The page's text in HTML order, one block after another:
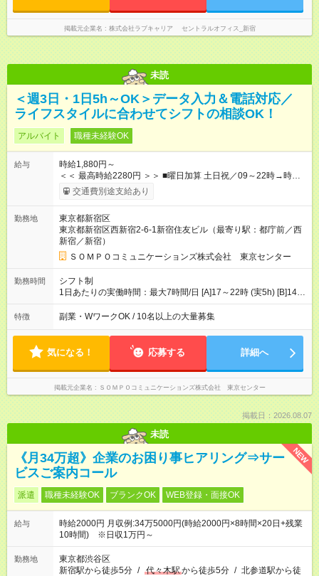
掲載元企業名 株式会社ラブキャリア セントラルオフィス_新宿
未読
＜週3日・1日5h～OK＞データ入力＆電話対応／
ライフスタイルに合わせてシフトの相談OK！
アルバイト 職種未経験OK
給与
時給1,880円～
＜＜ 最高時給2280円 ＞＞ ■曜日加算 土日祝／09～22時→時給
＋400円 ■時間加算 月曜／09～12時→時給＋200円 月曜／17～
22時→時給＋200円 金曜／17～22時→時給＋400円 ■導入研
━━━━━━━━━━━━━━━ ■月収例 ◎ロングシフト（週3日×実7h） [1]
金曜日収：15160円×4日＝60640円 [2]土曜日収：15960円×5日
＝79800円 [3]日曜日収：15960円×5日＝79800円 [1]＋[2]＋[3]＝
月収22万240円 ◎ショートシフト（週3日×実5h） [1]月曜日収：
10400円×4日＝41600円 [2]金曜日収：11400円×4日＝45600円
[3]土曜日収：11400円×5日＝57000円 [1]＋[2]＋[3]＝月収14万
4200円 【試用期間】試用期間あり 試用期間の長さ：3ヶ月 ※ 雇
態：本採用時と同じです。 給与：時給 1,780円以上 ※各加算給
無
交通費別途支給あり
勤務地
東京都新宿区
東京都新宿区西新宿2-6-1新宿住友ビル（最寄り駅：都庁前／西
新宿／新宿）
ＳＯＭＰＯコミュニケーションズ株式会社 東京センター
勤務時間
シフト制
1日あたりの実働時間：最大7時間/日 [A]17～22時 (実5h) [B]14～
22時 (実7h/休1h） ★週3～5日※土or日必須 ◎休日：平日メイン
※[B]OJT終了後要相談 ◎下記選択制 （1）曜日固定 週3～・土or
選択可 ▶ご確認 祝日/GW/年末年始等も シフト通りの出勤が必要
です
特徴 副業・WワークOK / 10名以上の大量募集
気になる！ 応募する 詳細へ
掲載元企業名 ＳＯＭＰＯコミュニケーションズ株式会社 東京センター
掲載日：2026.08.07
未読
NEW
《月34万超》企業のお困り事ヒアリング⇒サー
ビスご案内コール
派遣 職種未経験OK ブランクOK WEB登録・面接OK
給与
時給2000円 月収例:34万5000円(時給2000円×8時間×20日+残業
10時間) ※日収1万円～
勤務地
東京都渋谷区
新宿駅から徒歩5分 / 代々木駅から徒歩5分 / 北参道駅から徒